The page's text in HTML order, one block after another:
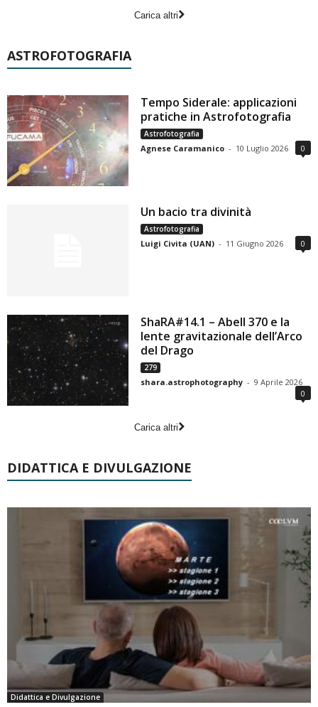
Carica altri
ASTROFOTOGRAFIA
Tempo Siderale: applicazioni
pratiche in Astrofotografia
Astrofotografia
Agnese Caramanico - 10 Luglio 2026 0
Un bacio tra divinità
Astrofotografia
Luigi Civita (UAN) - 11 Giugno 2026 0
ShaRA#14.1 – Abell 370 e la
lente gravitazionale dell’Arco
del Drago
279
shara.astrophotography - 9 Aprile 2026
0
Carica altri
DIDATTICA E DIVULGAZIONE
Didattica e Divulgazione